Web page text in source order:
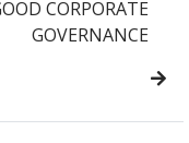
CORPORATE
GOVERNANCE